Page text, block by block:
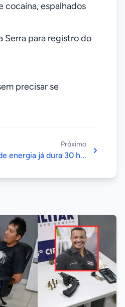
cocaína, espalhados
Serra para registro do
precisar se
Próximo
energia já dura 30 h...